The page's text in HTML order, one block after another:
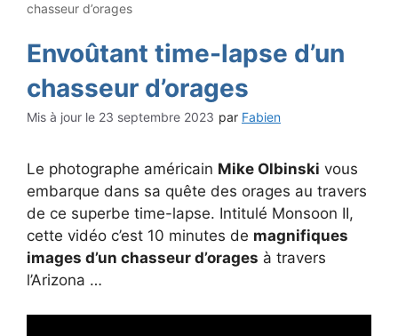
chasseur d’orages
Envoûtant time-lapse d’un
chasseur d’orages
23 septembre 2023 par Fabien
Le photographe américain Mike Olbinski vous
embarque dans sa quête des orages au travers
de ce superbe time-lapse. Intitulé Monsoon II,
cette vidéo c’est 10 minutes de magnifiques
images d’un chasseur d’orages à travers
l’Arizona …